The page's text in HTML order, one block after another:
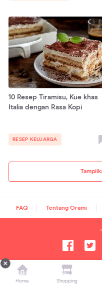
10 Resep Tiramisu, Kue khas
Italia dengan Rasa Kopi
RESEP KELUARGA
FAQ Tentang Orami
Orami Articles —
Gaya
Home Shopping